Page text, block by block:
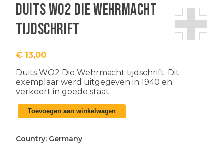
Duits WO2 Die Wehrmacht
tijdschrift
€ 13,00
Duits WO2 Die Wehrmacht tijdschrift. Dit
exemplaar werd uitgegeven in 1940 en
verkeert in goede staat.
Duits
WO2
Wehrmacht
Toevoegen aan winkelwagen
Country: Germany